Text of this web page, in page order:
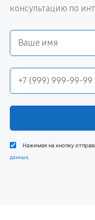
консультацию по
Нажимая на кнопку
данных.